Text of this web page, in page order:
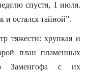
спустя, 1 июля.
и остался тайной”.
тяжести: хрупкая и
план пламенных
Заменгофа с их